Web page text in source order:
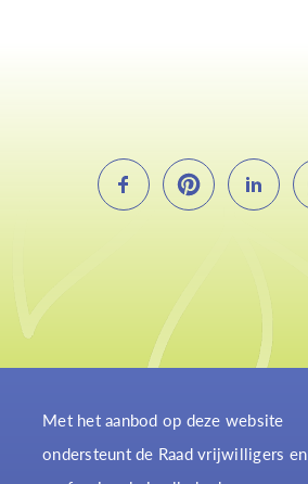
Met het aanbod op deze website
ondersteunt de Raad vrijwilligers en